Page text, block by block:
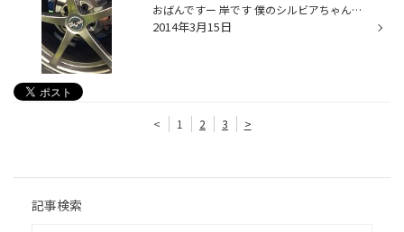
おばんですー 岸です 僕のシルビアちゃんのナットがレーシングナットになりました↑ この前までは貫通のショートです。もうやりづらいやりづらい、、、 ホイール逆さまさしねどナット落ぢでこねがらにゃｗ そこでロングナットの登場！！ あ～最高です。 やっぱりナットはクロモリだずにゃ～♪
2014年3月15日
< 1 2 3 >
記事検索